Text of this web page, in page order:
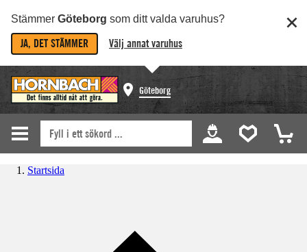
Stämmer Göteborg som ditt valda varuhus?
JA, DET STÄMMER Välj annat varuhus
Göteborg
Startsida